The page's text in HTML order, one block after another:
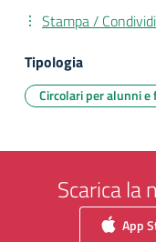
Stampa / Condividi
Tipologia
Circolari per alunni e
Scarica la
App